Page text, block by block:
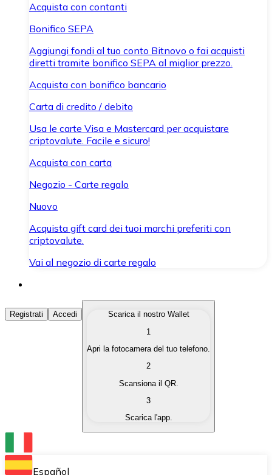
Acquista con contanti
Bonifico SEPA
Aggiungi fondi al tuo conto Bitnovo o fai acquisti
diretti tramite bonifico SEPA al miglior prezzo.
Acquista con bonifico bancario
Carta di credito / debito
Usa le carte Visa e Mastercard per acquistare
criptovalute. Facile e sicuro!
Acquista con carta
Negozio - Carte regalo
Nuovo
Acquista gift card dei tuoi marchi preferiti con
criptovalute.
Vai al negozio di carte regalo
Acquista Criptovalute
Acquista le criptovalute che ti interessano in modo
Converti le tue criptovalute in valuta fiat quando ne
Scambia una criptovaluta con un'altra
Conserva le tue cripto in un Wallet self-custodial.
Registrati Accedi
Scarica il nostro Wallet
1
Apri la fotocamera del tuo telefono.
2
Scansiona il QR.
3
Scarica l'app.
Español